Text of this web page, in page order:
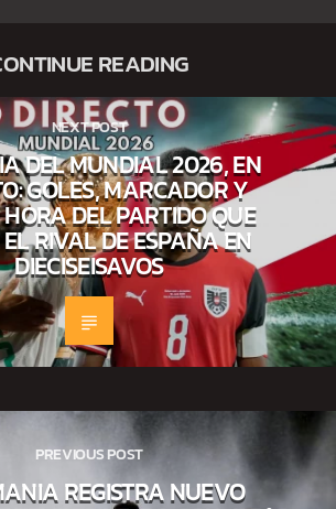
READING
NEXT POST
DEL MUNDIAL 2026, EN
GOLES, MARCADOR Y
DEL PARTIDO QUE
RIVAL DE ESPAÑA EN
DIECISEISAVOS
PREVIOUS POST
REGISTRA NUEVO